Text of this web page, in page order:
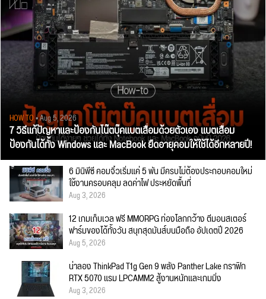
HOW TO• Aug 5, 2026
7 วิธีแก้ปัญหาและป้องกันโน๊ตบุ๊คแบตเสื่อมด้วยตัวเอง แบตเสื่อม
ป้องกันได้ทั้ง Windows และ MacBook ยืดอายุคอมให้ใช้ได้อีกหลายปี!
6 มินิพีซี คอมจิ๋วเริ่มแค่ 5 พัน มีครบไม่ต้องประกอบคอมใหม่
ใช้งานครอบคลุม ลดค่าไฟ ประหยัดพื้นที่
Aug 3, 2026
12 เกมเก็บเวล ฟรี MMORPG ท่องโลกกว้าง ตีมอนสเตอร์
ฟาร์มของได้ทั้งวัน สนุกสุดมันส์บนมือถือ อัปเดตปี 2026
Aug 5, 2026
น่าลอง ThinkPad T1g Gen 9 พลัง Panther Lake กราฟิก
RTX 5070 แรม LPCAMM2 สู้งานหนักและเกมมิ่ง
Aug 3, 2026